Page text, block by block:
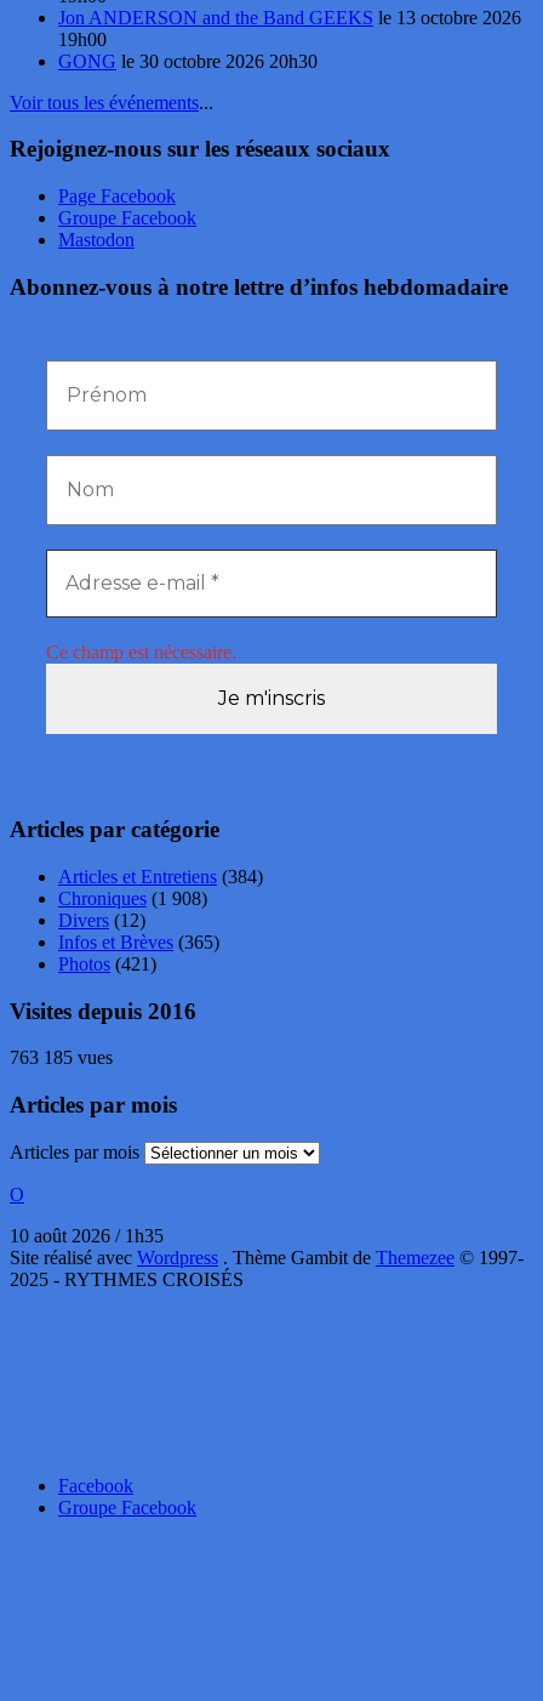
Jon ANDERSON and the Band GEEKS le 13 octobre 2026
19h00
GONG le 30 octobre 2026 20h30
Voir tous les événements...
Rejoignez-nous sur les réseaux sociaux
Page Facebook
Groupe Facebook
Mastodon
Abonnez-vous à notre lettre d’infos hebdomadaire
Ce champ est nécessaire.
Articles par catégorie
Articles et Entretiens (384)
Chroniques (1 908)
Divers (12)
Infos et Brèves (365)
Photos (421)
Visites depuis 2016
763 185 vues
Articles par mois
Articles par mois
O
10 août 2026 / 1h35
Site réalisé avec Wordpress . Thème Gambit de Themezee © 1997-
2025 - RYTHMES CROISÉS
Facebook
Groupe Facebook